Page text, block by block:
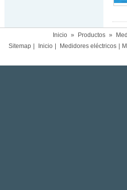
Inicio » Productos »
Sitemap
Inicio Medidores eléctricos